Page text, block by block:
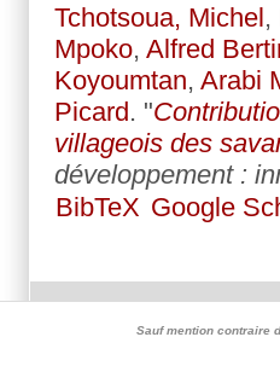
Tchotsoua, Michel,
Mpoko, Alfred
Koyoumtan, Arabi
Picard. "
villageois des
développement :
BibTeX Google
Sauf mention contraire